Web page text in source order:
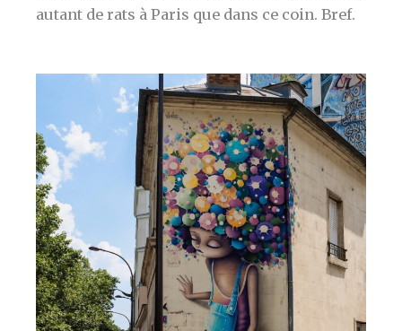
autant de rats à Paris que dans ce coin. Bref.